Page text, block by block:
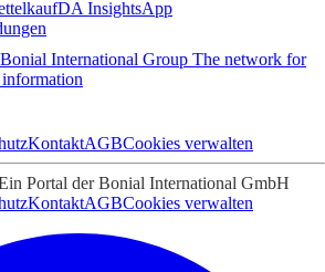
kaufDA InsightsApp
International Group The network for
KontaktAGBCookies verwalten
Portal der Bonial International GmbH
KontaktAGBCookies verwalten